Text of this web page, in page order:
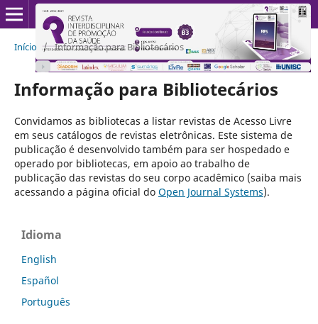
Início / Informação para Bibliotecários
Informação para Bibliotecários
Convidamos as bibliotecas a listar revistas de Acesso Livre
em seus catálogos de revistas eletrônicas. Este sistema de
publicação é desenvolvido também para ser hospedado e
operado por bibliotecas, em apoio ao trabalho de
publicação das revistas do seu corpo acadêmico (saiba mais
acessando a página oficial do Open Journal Systems).
Idioma
English
Español
Português